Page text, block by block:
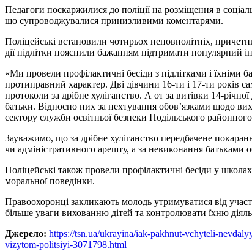
Педагоги поскаржилися до поліції на розміщення в
що супроводжувалися принизливими коментарями.
Поліцейські встановили чотирьох неповнолітніх,
дії підлітки пояснили бажанням підтримати популярний
«Ми провели профілактичні бесіди з підлітками і їхніми
протиправний характер. Дві дівчини 16-ти і 17-ти років
протоколи за дрібне хуліганство. А от за витівки 14-
батьки. Відносно них за нехтування обов’язками щодо
сектору служби освітньої безпеки Подільського
Зауважимо, що за дрібне хуліганство передбачене
чи адміністративного арешту, а за невиконання
Поліцейські також провели профілактичні бесіди у
моральної поведінки.
Правоохоронці закликають молодь утримуватися від
більше уваги вихованню дітей та контролювати їхню
Джерело: https://tsn.ua/ukrayina/iak-pakhnut-vchyteli-
vizytom-politsiyi-3071798.html